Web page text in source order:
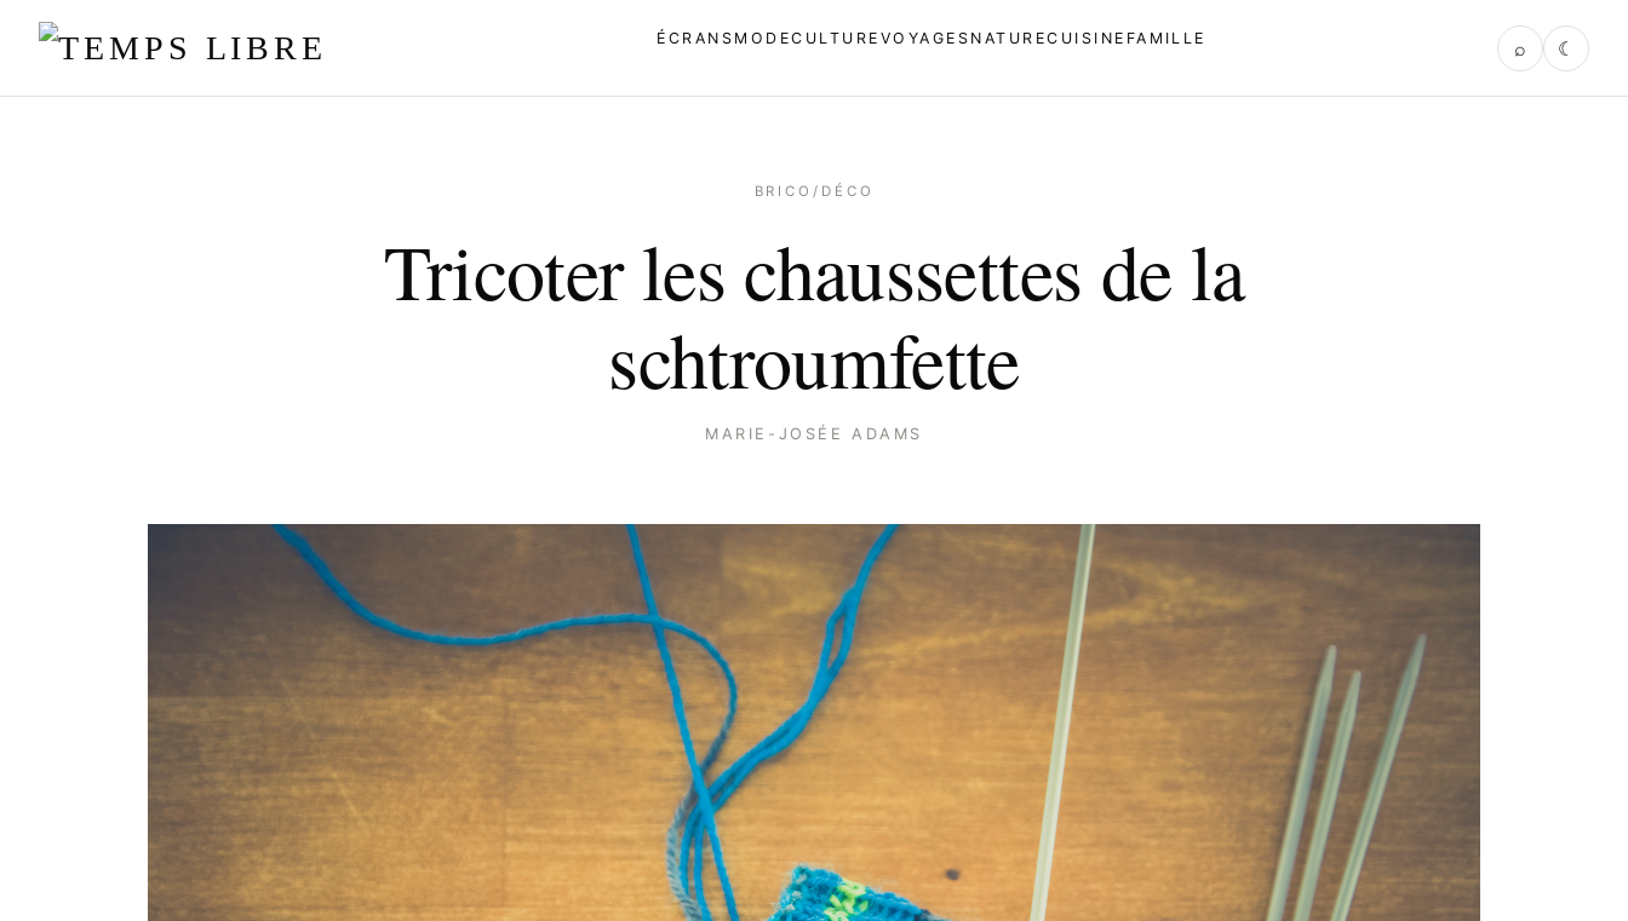
ÉCRANS MODECULTURE VOYAGES NATURECUISINE FAMILLE ⌕ ☾
BRICO/DÉCO
Tricoter les chaussettes de la
schtroumfette
MARIE-JOSÉE ADAMS